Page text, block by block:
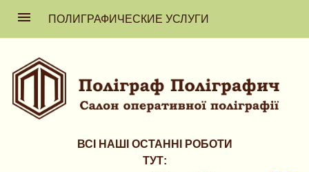
ПОЛИГРАФИЧЕСКИЕ УСЛУГИ
ВСІ НАШІ ОСТАННІ РОБОТИ
ТУТ: